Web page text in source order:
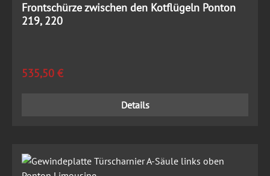
Frontschürze zwischen den Kotflügeln Ponton
219, 220
Regulärer Preis:
535,50 €
Details